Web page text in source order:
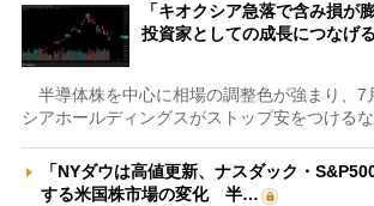
「キオクシア急落で含み損
投資家としての成長につな
半導体株を中心に相場の調整色が強まり、7
シアホールディングスがストップ安をつける
「NYダウは高値更新、ナスダック・
する米国株市場の変化 半…